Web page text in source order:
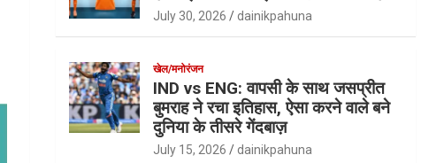
July 30, 2026 dainikpahuna
खेल/मनोरंजन
IND vs ENG: वापसी के साथ जसप्रीत
बुमराह ने रचा इतिहास, ऐसा करने वाले बने
दुनिया के तीसरे गेंदबाज़
July 15, 2026 dainikpahuna